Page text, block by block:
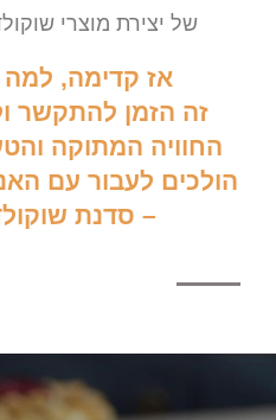
של יצירת מוצרי
אז קדימה,
זה הזמן להתקשר
החוויה המתוקה
הולכים לעבור עם
– סדנת